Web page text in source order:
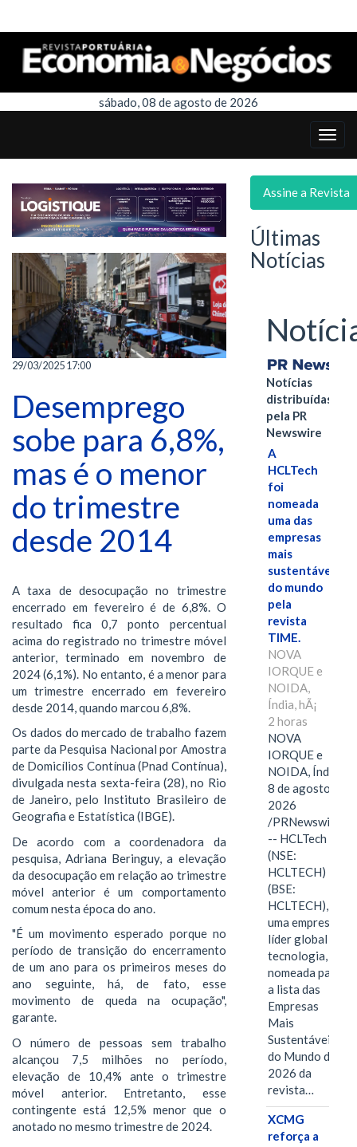
sábado, 08 de agosto de 2026
29/03/2025 17:00
Desemprego
sobe para 6,8%,
mas é o menor
do trimestre
desde 2014
A taxa de desocupação no trimestre
encerrado em fevereiro é de 6,8%. O
resultado fica 0,7 ponto percentual
acima do registrado no trimestre móvel
anterior, terminado em novembro de
2024 (6,1%). No entanto, é a menor para
um trimestre encerrado em fevereiro
desde 2014, quando marcou 6,8%.
Os dados do mercado de trabalho fazem
parte da Pesquisa Nacional por Amostra
de Domicílios Contínua (Pnad Contínua),
divulgada nesta sexta-feira (28), no Rio
de Janeiro, pelo Instituto Brasileiro de
Geografia e Estatística (IBGE).
De acordo com a coordenadora da
pesquisa, Adriana Beringuy, a elevação
da desocupação em relação ao trimestre
móvel anterior é um comportamento
comum nesta época do ano.
"É um movimento esperado porque no
período de transição do encerramento
de um ano para os primeiros meses do
ano seguinte, há, de fato, esse
movimento de queda na ocupação",
garante.
O número de pessoas sem trabalho
alcançou 7,5 milhões no período,
elevação de 10,4% ante o trimestre
móvel anterior. Entretanto, esse
contingente está 12,5% menor que o
anotado no mesmo trimestre de 2024.
Assine a Revista
Últimas
Notícias
Notícias
distribuídas
pela PR
Newswire
A
HCLTech
foi
nomeada
uma das
empresas
mais
sustentáveis
do mundo
pela
revista
TIME.
NOVA
IORQUE e
NOIDA,
Índia, hÃ¡
2 horas
NOVA
IORQUE e
NOIDA, Índia,
8 de agosto de
2026
/PRNewswire/
-- HCLTech
(NSE:
HCLTECH)
(BSE:
HCLTECH),
uma empresa
líder global em
tecnologia, foi
nomeada para
a lista das
Empresas
Mais
Sustentáveis
do Mundo de
2026 da
revista…
XCMG
reforça a